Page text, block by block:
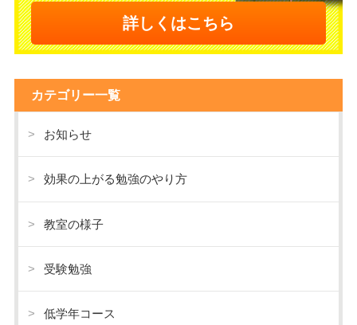
詳しくはこちら
カテゴリー一覧
お知らせ
効果の上がる勉強のやり方
教室の様子
受験勉強
低学年コース